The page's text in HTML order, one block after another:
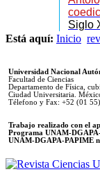
Siglo
Está aquí: Inicio
Universidad Nacional
Facultad de Ciencias
Departamento de Física,
Ciudad Universitaria.
Télefono y Fax: +52 (01
Trabajo realizado con el
Programa UNAM-
UNAM-DGAPA-PAPIME